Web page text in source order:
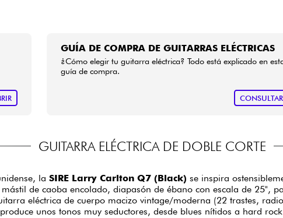
GUÍA DE COMPRA DE GUITARRAS ELÉCTRICAS
¿Cómo elegir tu guitarra eléctrica? Todo está explicado en
guía de compra.
CONSULTAR
GUITARRA ELÉCTRICA DE DOBLE CORTE
la SIRE Larry Carlton Q7 (Black) se inspira
de caoba encolado, diapasón de ébano con escala de 25",
eléctrica de cuerpo macizo vintage/moderna (22 trastes,
unos tonos muy seductores, desde blues nítidos a hard